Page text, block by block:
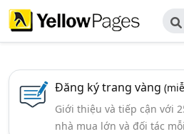
Đăng ký trang vàng
Giới thiệu và tiếp cận với
nhà mua lớn và đối tác